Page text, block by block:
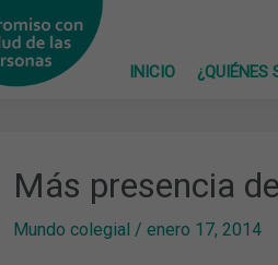
INICIO
¿QUIÉNES
Más presencia
Mundo colegial / enero 17, 2014